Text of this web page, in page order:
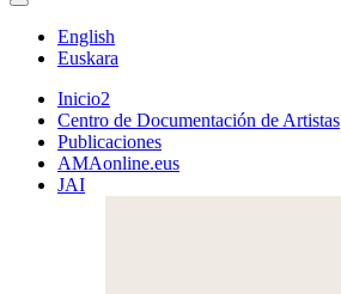
English
Euskara
Inicio2
Centro de Documentación de Artistas
Publicaciones
AMAonline.eus
JAI